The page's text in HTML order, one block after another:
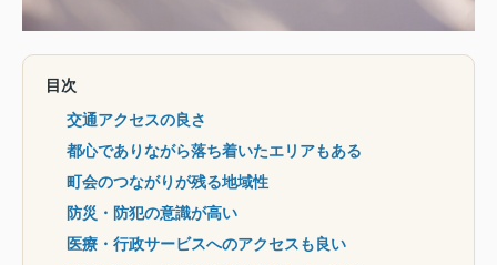
目次
交通アクセスの良さ
都心でありながら落ち着いたエリアもある
町会のつながりが残る地域性
防災・防犯の意識が高い
医療・行政サービスへのアクセスも良い